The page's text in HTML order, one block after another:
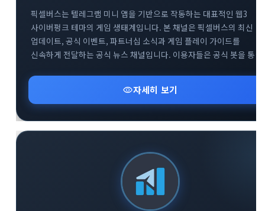
픽셀버스는 텔레그램 미니 앱을 기반으로 작동하는 대표적인 웹3
사이버펑크 테마의 게임 생태계입니다. 본 채널은 픽셀버스의 최신
업데이트, 공식 이벤트, 파트너십 소식과 게임 플레이 가이드를
신속하게 전달하는 공식 뉴스 채널입니다. 이용자들은 공식 봇을 통한
통해 프로젝트의 성장 과정을 실시간으로 확인할 수 있습니다.
블록체인 기반의 플레이 투 언 트렌드와 텔레그램 생태계의 결합을
경험하고자 하는 사용자에게 필수적인 정보를 제공합니다.
visibility자세히 보기